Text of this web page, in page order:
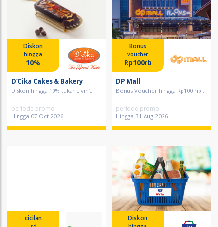
Diskon
hingga
10%
D’Cika Cakes & Bakery
Diskon hingga 10% tukar Livin’...
periode promo
Hingga 07 Oct 2026
Bonus
voucher
Rp100rb
DP Mall
Bonus Voucher hingga Rp100 rib...
periode promo
Hingga 31 Aug 2026
cicilan Diskon